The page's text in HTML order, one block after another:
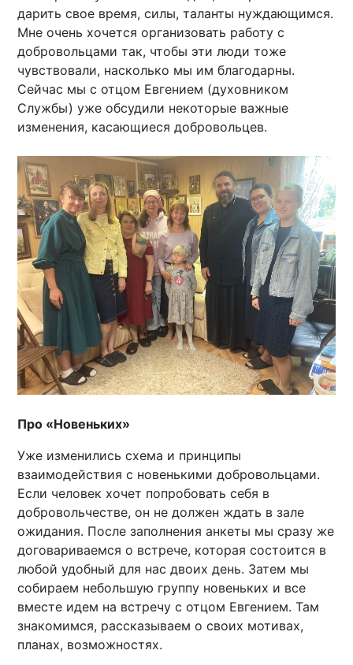
дарить свое время, силы, таланты нуждающимся.
Мне очень хочется организовать работу с
добровольцами так, чтобы эти люди тоже
чувствовали, насколько мы им благодарны.
Сейчас мы с отцом Евгением (духовником
Службы) уже обсудили некоторые важные
изменения, касающиеся добровольцев.
Про «Новеньких»
Уже изменились схема и принципы
взаимодействия с новенькими добровольцами.
Если человек хочет попробовать себя в
добровольчестве, он не должен ждать в зале
ожидания. После заполнения анкеты мы сразу же
договариваемся о встрече, которая состоится в
любой удобный для нас двоих день. Затем мы
собираем небольшую группу новеньких и все
вместе идем на встречу с отцом Евгением. Там
знакомимся, рассказываем о своих мотивах,
планах, возможностях.